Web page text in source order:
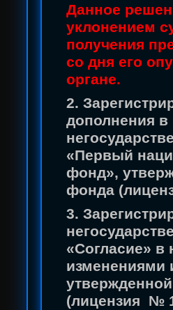
Данное
уклонением
получения
со дня его
органе.
2.
дополнения
«Первый
фонд»,
фонда
3.
«Согласие» в
изменениями
(лицензия №